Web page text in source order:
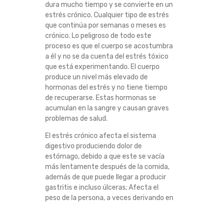
dura mucho tiempo y se convierte en un
estrés crónico. Cualquier tipo de estrés
que continúa por semanas o meses es
crónico. Lo peligroso de todo este
proceso es que el cuerpo se acostumbra
a él y no se da cuenta del estrés tóxico
que está experimentando. El cuerpo
produce un nivel más elevado de
hormonas del estrés y no tiene tiempo
de recuperarse. Estas hormonas se
acumulan en la sangre y causan graves
problemas de salud.
El estrés crónico afecta el sistema
digestivo produciendo dolor de
estómago, debido a que este se vacía
más lentamente después de la comida,
además de que puede llegar a producir
gastritis e incluso úlceras; Afecta el
peso de la persona, a veces derivando en